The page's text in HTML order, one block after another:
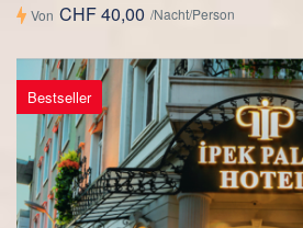
Von CHF 40,00 /Nacht/Person
Bestseller